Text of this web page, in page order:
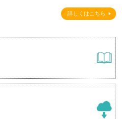
詳しくはこちら